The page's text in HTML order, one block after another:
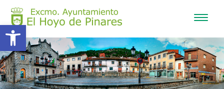
Abrir barra de herramientas
Ocultar